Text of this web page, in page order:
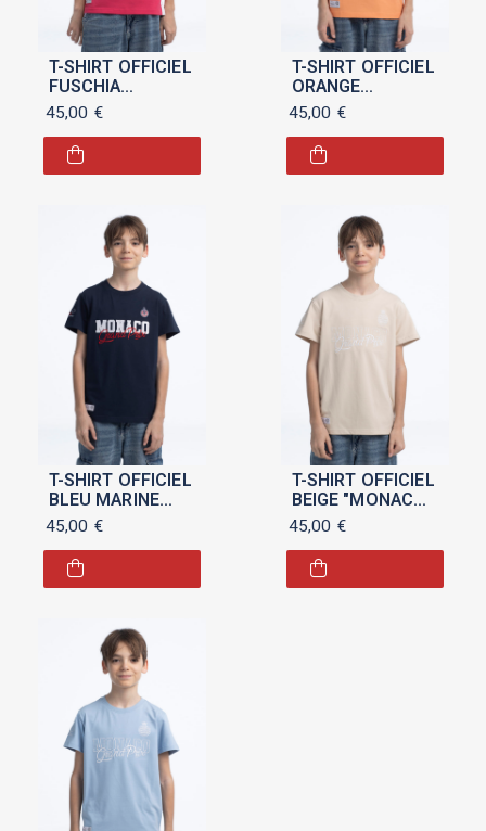
T-SHIRT OFFICIEL
FUSCHIA
"MONACO GRAND
PRIX 2025" POUR
ENFANT
45,00 €
T-SHIRT OFFICIEL
ORANGE
"MONACO GRAND
PRIX 2025" POUR
ENFANT
45,00 €
T-SHIRT OFFICIEL
BLEU MARINE
"MONACO GRAND
PRIX 2025" POUR
ENFANT
45,00 €
T-SHIRT OFFICIEL
BEIGE "MONACO
GRAND PRIX
2025" POUR
ENFANT
45,00 €